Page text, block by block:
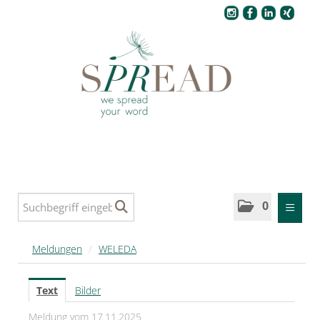
0
MELDUNGEN
SPREAD
SPREAD Medleys für Deutschland
Meldungen / WELEDA
Text
Bilder
Meldung vom 17.11.2025